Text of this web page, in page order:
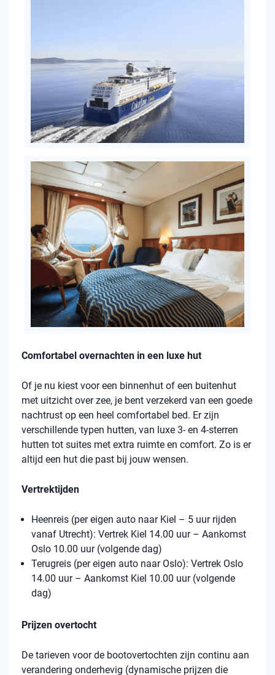
Comfortabel overnachten in een luxe hut
Of je nu kiest voor een binnenhut of een buitenhut
met uitzicht over zee, je bent verzekerd van een goede
nachtrust op een heel comfortabel bed. Er zijn
verschillende typen hutten, van luxe 3- en 4-sterren
hutten tot suites met extra ruimte en comfort. Zo is er
altijd een hut die past bij jouw wensen.
Vertrektijden
Heenreis (per eigen auto naar Kiel – 5 uur rijden
vanaf Utrecht): Vertrek Kiel 14.00 uur – Aankomst
Oslo 10.00 uur (volgende dag)
Terugreis (per eigen auto naar Oslo): Vertrek Oslo
14.00 uur – Aankomst Kiel 10.00 uur (volgende
dag)
Prijzen overtocht
De tarieven voor de bootovertochten zijn continu aan
verandering onderhevig (dynamische prijzen die